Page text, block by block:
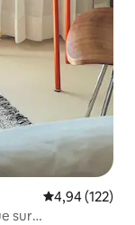
Évaluation
4,94 (122)
sur